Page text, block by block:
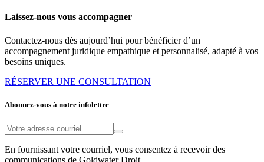
Laissez-nous vous accompagner
Contactez-nous dès aujourd’hui pour bénéficier d’un
accompagnement juridique empathique et personnalisé, adapté à vos
besoins uniques.
RÉSERVER UNE CONSULTATION
Abonnez-vous à notre infolettre
En fournissant votre courriel, vous consentez à recevoir des
communications de Goldwater Droit